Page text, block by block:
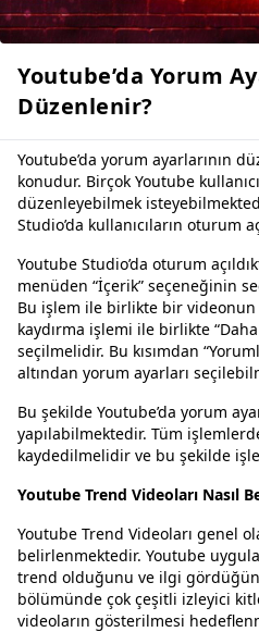
Youtube’da Yorum
Düzenlenir?
Youtube’da yorum ayarlarının
konudur. Birçok Youtube
düzenleyebilmek
Studio’da kullanıcıların oturum
Youtube Studio’da oturum
menüden “İçerik” seçeneğinin
Bu işlem ile birlikte bir videonun
kaydırma işlemi ile birlikte
seçilmelidir. Bu kısımdan
altından yorum ayarları
Bu şekilde Youtube’da yorum
yapılabilmektedir. Tüm
kaydedilmelidir ve bu şekilde
Youtube Trend Videoları Nasıl
Youtube Trend Videoları genel
belirlenmektedir. Youtube
trend olduğunu ve ilgi
bölümünde çok çeşitli izleyici
videoların gösterilmesi